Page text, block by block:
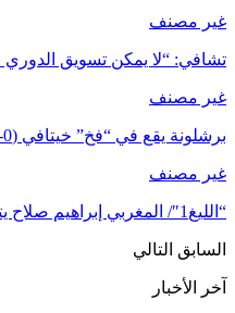
غير مصنف
تشافي: “لا يمكن تسويق الدوري
غير مصنف
برشلونة يقع في “فخ” خيتافي (0-0) في بداية مشواره بالدوري الإسباني
غير مصنف
“الليغ1″/ المغربي إبراهيم صلاح يتألق ويسجل هدفين في فوز رين على ميتز…
السابق التالي
آخر الأخبار